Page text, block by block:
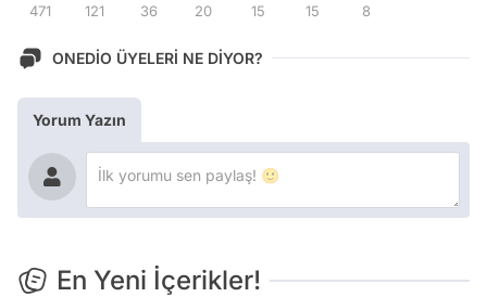
471 121 36 20 15 15 8
ONEDİO ÜYELERİ NE DİYOR?
Yorum Yazın
En Yeni İçerikler!